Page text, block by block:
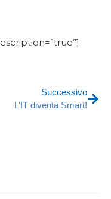
Successivo
L’IT diventa Smart!